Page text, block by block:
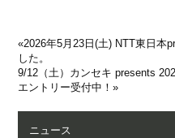
«2026年5月23日(土) NTT東日本
した。
9/12（土）カンセキ presents
エントリー受付中！»
ニュース